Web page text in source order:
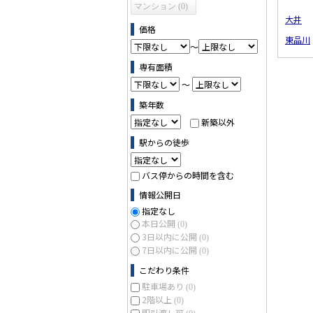
マンション (0)
価格
～
専有面積
～
築年数
新築以外
駅からの徒歩
バス停からの時間を含む
情報公開日
指定なし
本日公開 (0)
3日以内に公開 (0)
7日以内に公開 (0)
こだわり条件
駐車場あり (0)
2階以上 (0)
大井
東品川